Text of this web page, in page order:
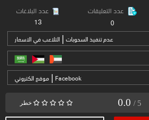
عدد التعليقات
0
عدد البلاغات
13
عدم تنفيذ السحوبات | التلاعب في الاسعار
Facebook
| موقع الكتروني
0.0 / 5 خطر